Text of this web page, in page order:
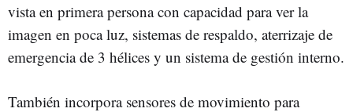
vista en primera persona con capacidad para ver la
imagen en poca luz, sistemas de respaldo, aterrizaje de
emergencia de 3 hélices y un sistema de gestión interno.
También incorpora sensores de movimiento para